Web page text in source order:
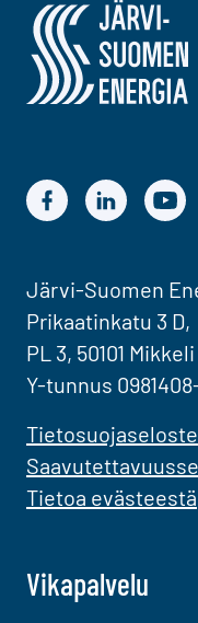
Järvi-Suomen Energia
Järvi-Suomen
Järvi- Järvi-
Järvi-Suomen
Prikaatinkatu 3 D,
PL 3, 50101 Mikkeli
Y-tunnus
Tietosuojaseloste
Tietoa evästeestä
Vikapalvelu